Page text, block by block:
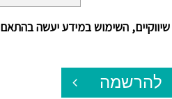
השימוש במידע יעשה בהתאם
להרשמה